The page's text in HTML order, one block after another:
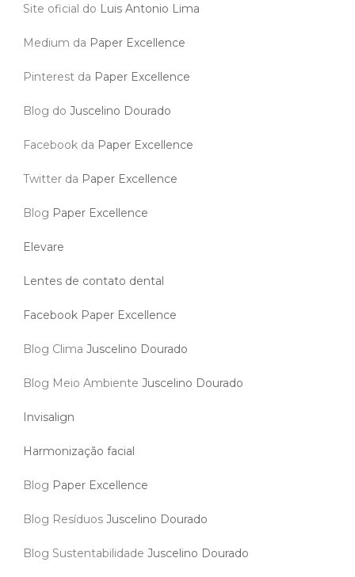
Site oficial do Luis Antonio Lima
Medium da Paper Excellence
Pinterest da Paper Excellence
Blog do Juscelino Dourado
Facebook da Paper Excellence
Twitter da Paper Excellence
Blog Paper Excellence
Elevare
Lentes de contato dental
Facebook Paper Excellence
Blog Clima Juscelino Dourado
Blog Meio Ambiente Juscelino Dourado
Invisalign
Harmonização facial
Blog Paper Excellence
Blog Resíduos Juscelino Dourado
Blog Sustentabilidade Juscelino Dourado